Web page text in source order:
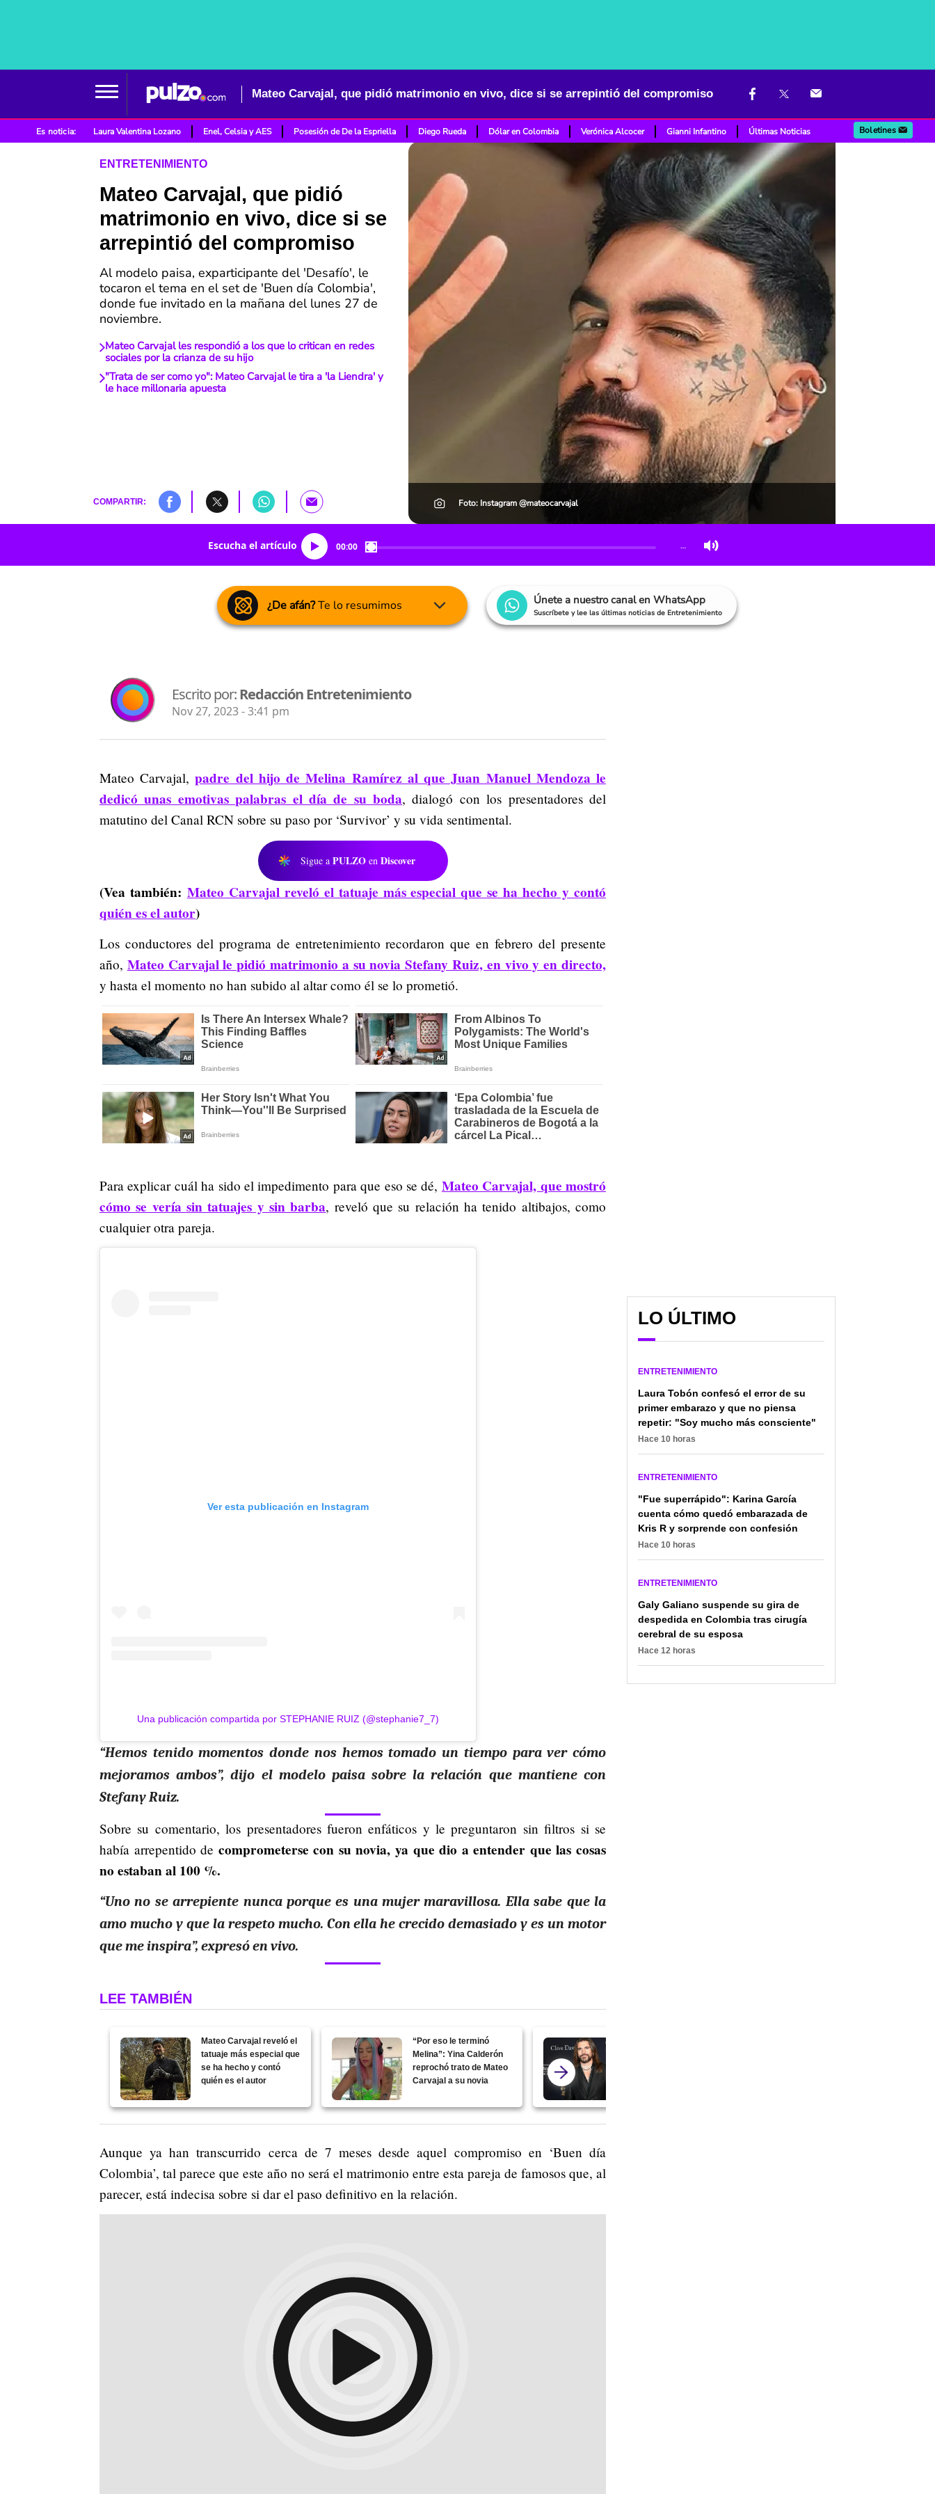
Mateo Carvajal, que pidió matrimonio en vivo, dice si se arrepintió del compromiso
Es noticia: Laura Valentina Lozano Enel, Celsia y AES Posesión de De la Espriella Diego Rueda Dólar en Colombia Verónica Alcocer Gianni Infantino Últimas Noticias Boletines
ENTRETENIMIENTO
Mateo Carvajal, que pidió
matrimonio en vivo, dice si se
arrepintió del compromiso
Al modelo paisa, exparticipante del 'Desafío', le
tocaron el tema en el set de 'Buen día Colombia',
donde fue invitado en la mañana del lunes 27 de
noviembre.
Mateo Carvajal les respondió a los que lo critican en redes
sociales por la crianza de su hijo
"Trata de ser como yo": Mateo Carvajal le tira a 'la Liendra' y
le hace millonaria apuesta
COMPARTIR: Foto: Instagram @mateocarvajal
Escucha el artículo 00:00 …
¿De afán?Te lo resumimos Únete a nuestro canal en WhatsApp
Suscríbete y lee las últimas noticias de Entretenimiento
Escrito por:Redacción Entretenimiento
Nov 27, 2023 - 3:41 pm
Mateo Carvajal,padre del hijo de Melina Ramírez al que Juan Manuel Mendoza le
dedicó unas emotivas palabras el día de su boda, dialogó con los presentadores del
matutino del Canal RCN sobre su paso por ‘Survivor’ y su vida sentimental.
Sigue a PULZO en Discover
(Vea también: Mateo Carvajal reveló el tatuaje más especial que se ha hecho y contó
quién es el autor)
Los conductores del programa de entretenimiento recordaron que en febrero del presente
año, Mateo Carvajal le pidió matrimonio a su novia Stefany Ruiz, en vivo y en directo,
y hasta el momento no han subido al altar como él se lo prometió.
Para explicar cuál ha sido el impedimento para que eso se dé, Mateo Carvajal, que mostró
cómo se vería sin tatuajes y sin barba, reveló que su relación ha tenido altibajos, como
cualquier otra pareja.
Ver esta publicación en Instagram
Una publicación compartida por STEPHANIE RUIZ (@stephanie7_7)
“Hemos tenido momentos donde nos hemos tomado un tiempo para ver cómo
mejoramos ambos”, dijo el modelo paisa sobre la relación que mantiene con
Stefany Ruiz.
Sobre su comentario, los presentadores fueron enfáticos y le preguntaron sin filtros si se
había arrepentido de comprometerse con su novia, ya que dio a entender que las cosas
no estaban al 100 %.
“Uno no se arrepiente nunca porque es una mujer maravillosa. Ella sabe que la
amo mucho y que la respeto mucho. Con ella he crecido demasiado y es un motor
que me inspira”, expresó en vivo.
LEE TAMBIÉN
Mateo Carvajal reveló el
tatuaje más especial que
se ha hecho y contó
quién es el autor
“Por eso le terminó
Melina”: Yina Calderón
reprochó trato de Mateo
Carvajal a su novia
Aunque ya han transcurrido cerca de 7 meses desde aquel compromiso en ‘Buen día
Colombia’, tal parece que este año no será el matrimonio entre esta pareja de famosos que, al
parecer, está indecisa sobre si dar el paso definitivo en la relación.
LO ÚLTIMO
ENTRETENIMIENTO
Laura Tobón confesó el error de su
primer embarazo y que no piensa
repetir: "Soy mucho más consciente"
Hace 10 horas
ENTRETENIMIENTO
"Fue superrápido": Karina García
cuenta cómo quedó embarazada de
Kris R y sorprende con confesión
Hace 10 horas
ENTRETENIMIENTO
Galy Galiano suspende su gira de
despedida en Colombia tras cirugía
cerebral de su esposa
Hace 12 horas